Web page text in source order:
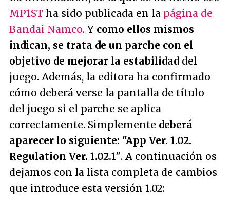
MP1ST ha sido publicada en la página de
Bandai Namco. Y como ellos mismos
indican, se trata de un parche con el
objetivo de mejorar la estabilidad del
juego. Además, la editora ha confirmado
cómo deberá verse la pantalla de título
del juego si el parche se aplica
correctamente. Simplemente deberá
aparecer lo siguiente: "App Ver. 1.02.
Regulation Ver. 1.02.1". A continuación os
dejamos con la lista completa de cambios
que introduce esta versión 1.02: